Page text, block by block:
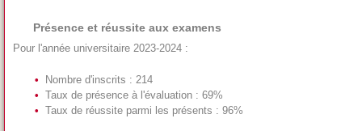
Présence et réussite aux examens
Pour l'année universitaire 2023-2024 :
Nombre d'inscrits : 214
Taux de présence à l'évaluation : 69%
Taux de réussite parmi les présents : 96%